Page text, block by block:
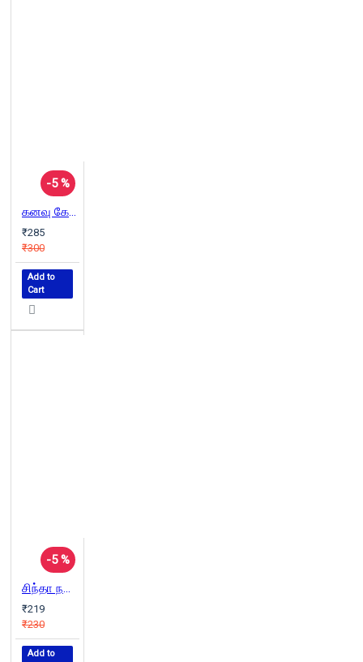
-5 %
கனவு கேப்பச்சினோ கொஞ்சம் சேட்டிங்...
₹285
₹300
Add to
Cart
-5 %
சிந்தா நதி (டிஸ்கவரி புக் பேலஸ்)
₹219
₹230
Add to